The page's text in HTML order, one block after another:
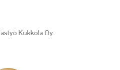
Kukkola Oy